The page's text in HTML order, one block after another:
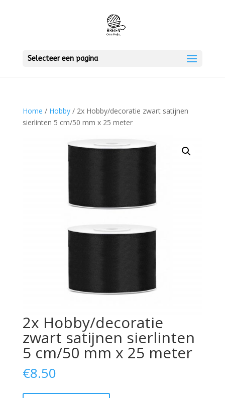
Selecteer een pagina
Home / Hobby/ 2x Hobby/decoratie zwart satijnen
sierlinten 5 cm/50 mm x 25 meter
2x Hobby/decoratie
zwart satijnen sierlinten
5 cm/50 mm x 25 meter
€8.50